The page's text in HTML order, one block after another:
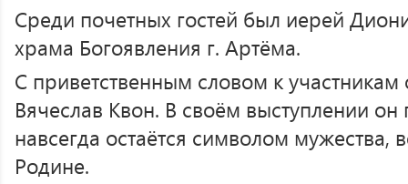
Среди почетных гостей был иерей
храма Богоявления г. Артёма.
С приветственным словом к участникам
Вячеслав Квон. В своём выступлении
навсегда остаётся символом мужества,
Родине.